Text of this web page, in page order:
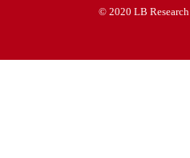
© 2020 LB